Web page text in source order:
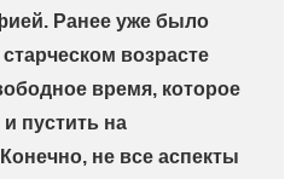
Ранее уже было
возрасте
время, которое
пустить на
не все аспекты